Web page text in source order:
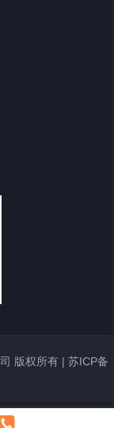
版权所有 | 苏ICP备